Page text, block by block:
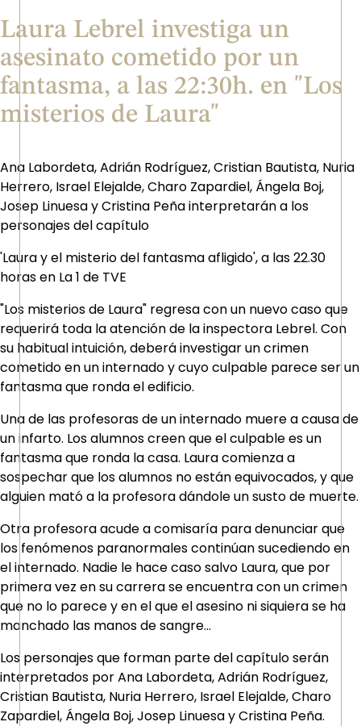
Laura Lebrel investiga un
asesinato cometido por un
fantasma, a las 22:30h. en "Los
misterios de Laura"
Ana Labordeta, Adrián Rodríguez, Cristian Bautista, Nuria
Herrero, Israel Elejalde, Charo Zapardiel, Ángela Boj,
Josep Linuesa y Cristina Peña interpretarán a los
personajes del capítulo
'Laura y el misterio del fantasma afligido', a las 22.30
horas en La 1 de TVE
"Los misterios de Laura" regresa con un nuevo caso que
requerirá toda la atención de la inspectora Lebrel. Con
su habitual intuición, deberá investigar un crimen
cometido en un internado y cuyo culpable parece ser un
fantasma que ronda el edificio.
Una de las profesoras de un internado muere a causa de
un infarto. Los alumnos creen que el culpable es un
fantasma que ronda la casa. Laura comienza a
sospechar que los alumnos no están equivocados, y que
alguien mató a la profesora dándole un susto de muerte.
Otra profesora acude a comisaría para denunciar que
los fenómenos paranormales continúan sucediendo en
el internado. Nadie le hace caso salvo Laura, que por
primera vez en su carrera se encuentra con un crimen
que no lo parece y en el que el asesino ni siquiera se ha
manchado las manos de sangre…
Los personajes que forman parte del capítulo serán
interpretados por Ana Labordeta, Adrián Rodríguez,
Cristian Bautista, Nuria Herrero, Israel Elejalde, Charo
Zapardiel, Ángela Boj, Josep Linuesa y Cristina Peña.